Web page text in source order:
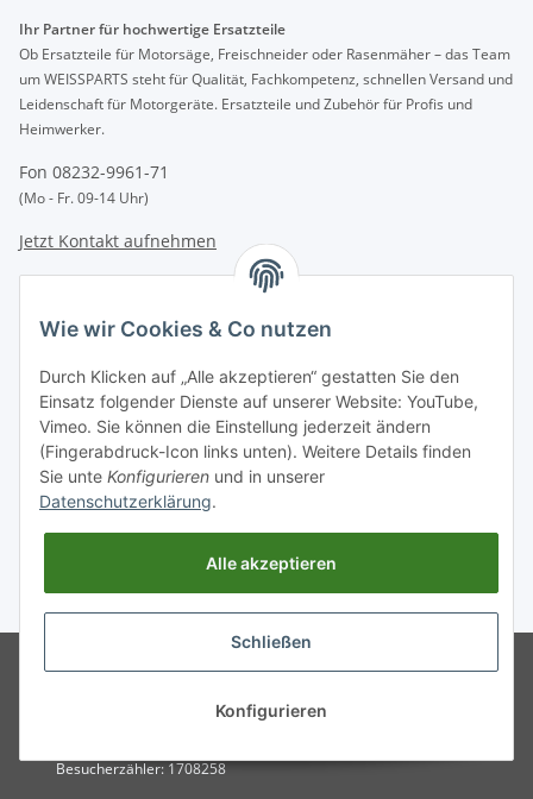
Ihr Partner für hochwertige Ersatzteile
Ob Ersatzteile für Motorsäge, Freischneider oder Rasenmäher – das Team
um WEISSPARTS steht für Qualität, Fachkompetenz, schnellen Versand und
Leidenschaft für Motorgeräte. Ersatzteile und Zubehör für Profis und
Heimwerker.
Fon 08232-9961-71
(Mo - Fr. 09-14 Uhr)
Jetzt Kontakt aufnehmen
Zahlungsarten
BAR | ÜBERWEISUNG | PAYPAL
Versandpartner
DHL | GLS | DPD | HERMES | POST
Versand
Zubehör für ✓Motorsäge
Besucherzähler: 1708258
Wie wir Cookies & Co nutzen
Durch Klicken auf „Alle akzeptieren“ gestatten Sie den
Einsatz folgender Dienste auf unserer Website: YouTube,
Vimeo. Sie können die Einstellung jederzeit ändern
(Fingerabdruck-Icon links unten). Weitere Details finden
Sie unte Konfigurieren und in unserer
Datenschutzerklärung.
Alle akzeptieren
Schließen
Konfigurieren